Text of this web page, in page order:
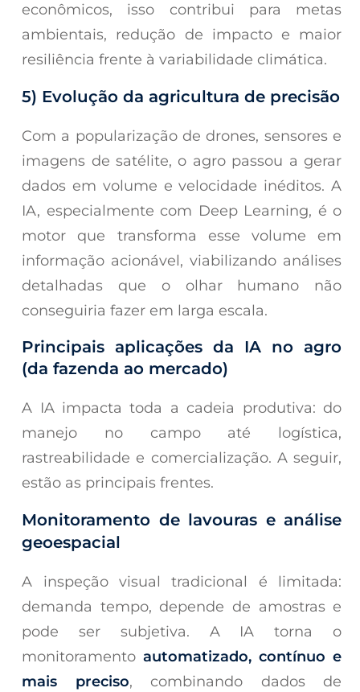
econômicos, isso contribui para metas
ambientais, redução de impacto e maior
resiliência frente à variabilidade climática.
5) Evolução da agricultura de precisão
Com a popularização de drones, sensores e
imagens de satélite, o agro passou a gerar
dados em volume e velocidade inéditos. A
IA, especialmente com Deep Learning, é o
motor que transforma esse volume em
informação acionável, viabilizando análises
detalhadas que o olhar humano não
conseguiria fazer em larga escala.
Principais aplicações da IA no agro
(da fazenda ao mercado)
A IA impacta toda a cadeia produtiva: do
manejo no campo até logística,
rastreabilidade e comercialização. A seguir,
estão as principais frentes.
Monitoramento de lavouras e análise
geoespacial
A inspeção visual tradicional é limitada:
demanda tempo, depende de amostras e
pode ser subjetiva. A IA torna o
monitoramentoautomatizado, contínuo e
mais preciso, combinando dados de